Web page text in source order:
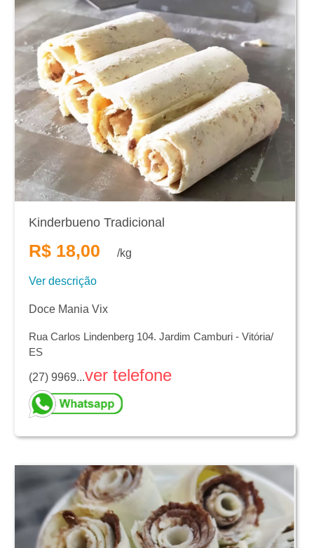
Kinderbueno Tradicional
R$ 18,00 /kg
Ver descrição
Doce Mania Vix
Rua Carlos Lindenberg 104. Jardim Camburi - Vitória/
ES
(27) 9969...ver telefone